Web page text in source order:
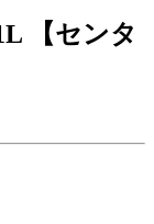
【センタ